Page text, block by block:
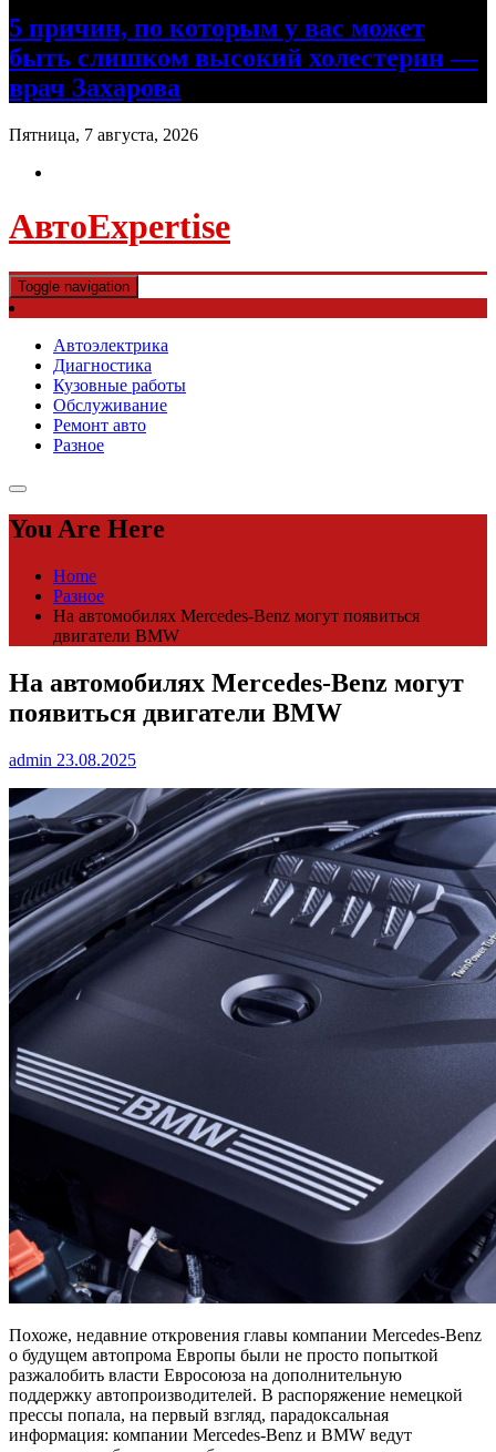
5 причин, по которым у вас может
быть слишком высокий холестерин —
врач Захарова
Пятница, 7 августа, 2026
АвтоExpertise
Toggle navigation
Автоэлектрика
Диагностика
Кузовные работы
Обслуживание
Ремонт авто
Разное
You Are Here
Home
Разное
На автомобилях Mercedes-Benz могут появиться
двигатели BMW
На автомобилях Mercedes-Benz могут
появиться двигатели BMW
admin 23.08.2025
Похоже, недавние откровения главы компании Mercedes-Benz
о будущем автопрома Европы были не просто попыткой
разжалобить власти Евросоюза на дополнительную
поддержку автопроизводителей. В распоряжение немецкой
прессы попала, на первый взгляд, парадоксальная
информация: компании Mercedes-Benz и BMW ведут